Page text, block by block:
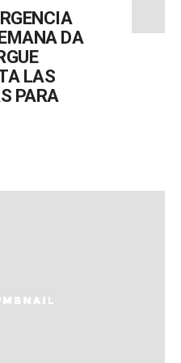
DA
LAS
PARA